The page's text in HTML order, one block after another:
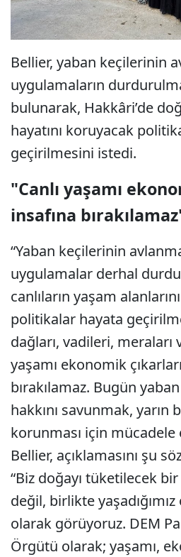
Bellier, yaban keçilerinin
uygulamaların
bulunarak, Hakkâri’de
hayatını koruyacak
geçirilmesini istedi.
"Canlı yaşamı
insafına
“Yaban keçilerinin
uygulamalar derhal
canlıların yaşam
politikalar hayata
dağları, vadileri, meraları
yaşamı ekonomik
bırakılamaz. Bugün
hakkını savunmak,
korunması için
Bellier, açıklamasını şu
“Biz doğayı tüketilecek
değil, birlikte
olarak görüyoruz. DEM
Örgütü olarak; yaşamı,